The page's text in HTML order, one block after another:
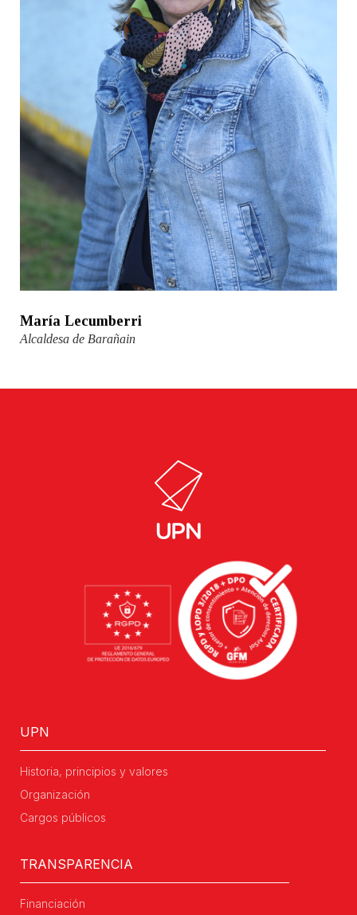
María Lecumberri
Alcaldesa de Barañain
UPN
Historia, principios y valores
Organización
Cargos públicos
TRANSPARENCIA
Financiación